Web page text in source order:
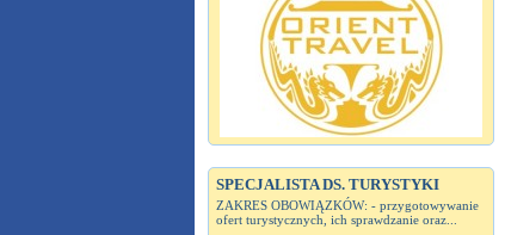
SPECJALISTA DS. TURYSTYKI
ZAKRES OBOWIĄZKÓW: - przygotowywanie
ofert turystycznych, ich sprawdzanie oraz...